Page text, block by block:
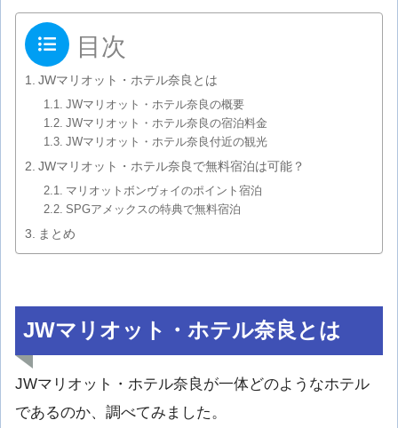
目次
JWマリオット・ホテル奈良とは
JWマリオット・ホテル奈良の概要
JWマリオット・ホテル奈良の宿泊料金
JWマリオット・ホテル奈良付近の観光
JWマリオット・ホテル奈良で無料宿泊は可能？
マリオットボンヴォイのポイント宿泊
SPGアメックスの特典で無料宿泊
まとめ
JWマリオット・ホテル奈良とは
JWマリオット・ホテル奈良が一体どのようなホテル
であるのか、調べてみました。